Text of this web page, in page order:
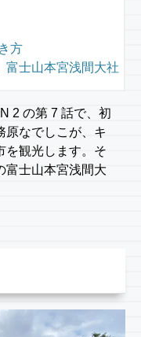
方
富士山本宮浅間大社
2 の第 7 話で、初
原なでしこが、キ
を観光します。そ
富士山本宮浅間大